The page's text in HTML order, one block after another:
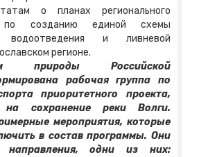
о планах регионального
по созданию единой схемы
водоотведения и ливневой
регионе.
природы Российской
рабочая группа по
приоритетного проекта,
на сохранение реки Волги.
мероприятия, которые
в состав программы. Они
направления, одни из них: